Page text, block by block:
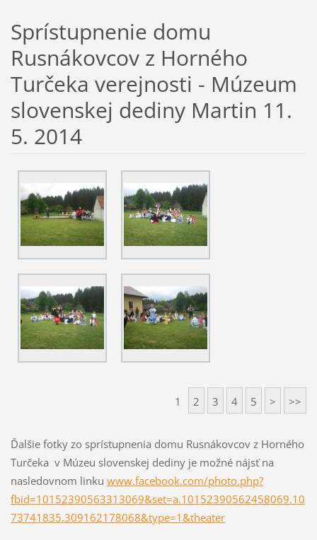
Sprístupnenie domu
Rusnákovcov z Horného
Turčeka verejnosti - Múzeum
slovenskej dediny Martin 11.
5. 2014
1 2 3 4 5 > >>
Ďalšie fotky zo sprístupnenia domu Rusnákovcov z Horného
Turčeka v Múzeu slovenskej dediny je možné nájsť na
nasledovnom linku www.facebook.com/photo.php?
fbid=10152390563313069&set=a.10152390562458069.10
73741835.309162178068&type=1&theater